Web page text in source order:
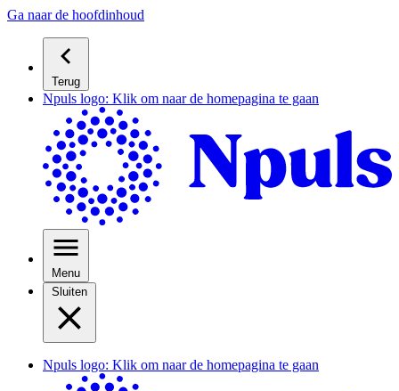
Ga naar de hoofdinhoud
Terug
Npuls logo: Klik om naar de homepagina te gaan
Menu
Sluiten
Npuls logo: Klik om naar de homepagina te gaan